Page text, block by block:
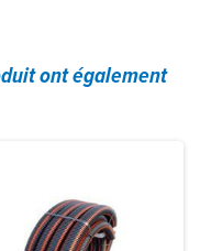
ont également